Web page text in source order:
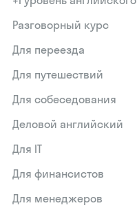
Разговорный курс
Для переезда
Для путешествий
Для собеседования
Деловой английский
Для IT
Для финансистов
Для менеджеров